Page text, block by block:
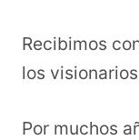
Recibimos
los
Por muchos